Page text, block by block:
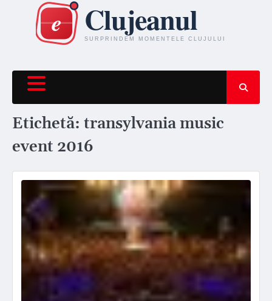
content
Etichetă: transylvania music
event 2016